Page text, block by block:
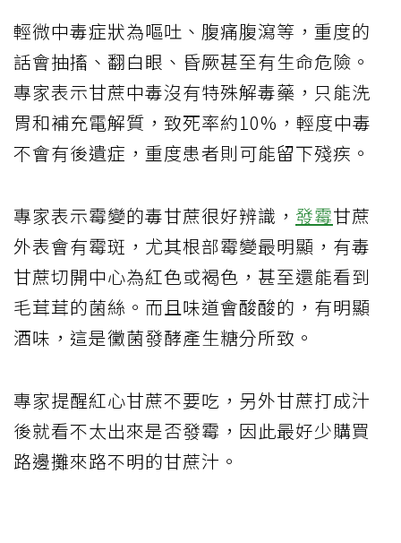
輕微中毒症狀為嘔吐、腹痛腹瀉等，重度的
話會抽搐、翻白眼、昏厥甚至有生命危險。
專家表示甘蔗中毒沒有特殊解毒藥，只能洗
胃和補充電解質，致死率約10%，輕度中毒
不會有後遺症，重度患者則可能留下殘疾。
專家表示霉變的毒甘蔗很好辨識， 發霉甘蔗
外表會有霉斑，尤其根部霉變最明顯，有毒
甘蔗切開中心為紅色或褐色，甚至還能看到
毛茸茸的菌絲。而且味道會酸酸的，有明顯
酒味，這是黴菌發酵產生糖分所致。
專家提醒紅心甘蔗不要吃，另外甘蔗打成汁
後就看不太出來是否發霉，因此最好少購買
路邊攤來路不明的甘蔗汁。